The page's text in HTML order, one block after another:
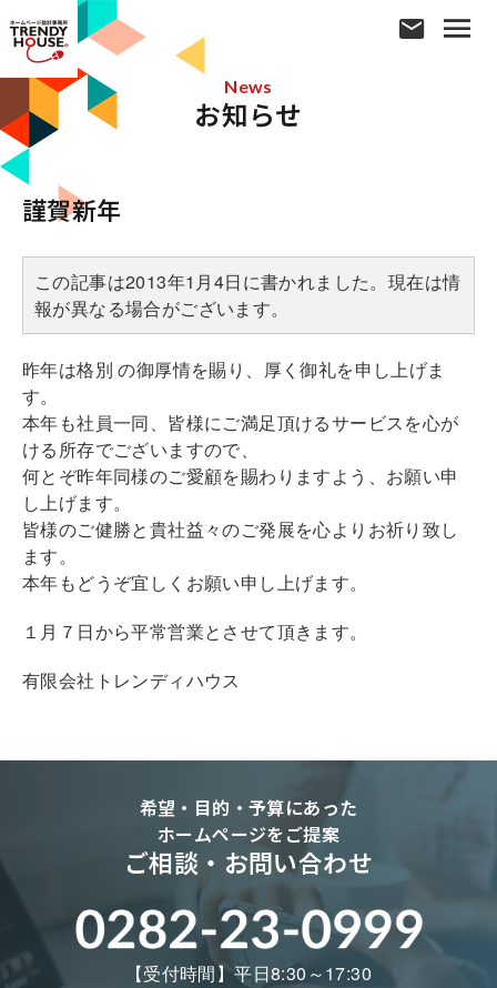
News
お知らせ
謹賀新年
この記事は2013年1月4日に書かれました。現在は情
報が異なる場合がございます。
昨年は格別 の御厚情を賜り、厚く御礼を申し上げま
す。
本年も社員一同、皆様にご満足頂けるサービスを心が
ける所存でございますので、
何とぞ昨年同様のご愛顧を賜わりますよう、お願い申
し上げます。
皆様のご健勝と貴社益々のご発展を心よりお祈り致し
ます。
本年もどうぞ宜しくお願い申し上げます。
１月７日から平常営業とさせて頂きます。
有限会社トレンディハウス
希望・目的・予算にあった
ホームページをご提案
ご相談・お問い合わせ
【受付時間】平日8:30～17:30